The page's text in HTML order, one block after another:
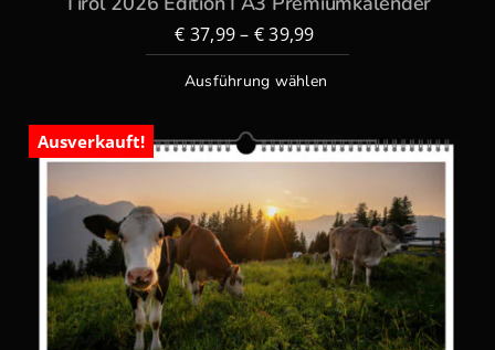
€ 37,99– €39,99
Ausführung wählen
Ausverkauft!